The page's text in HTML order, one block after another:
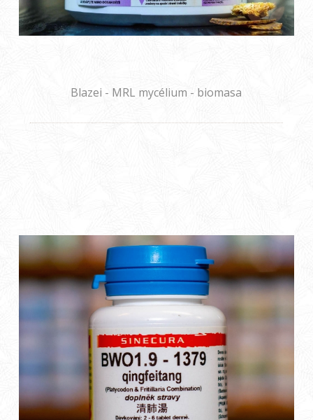
Blazei - MRL mycélium - biomasa